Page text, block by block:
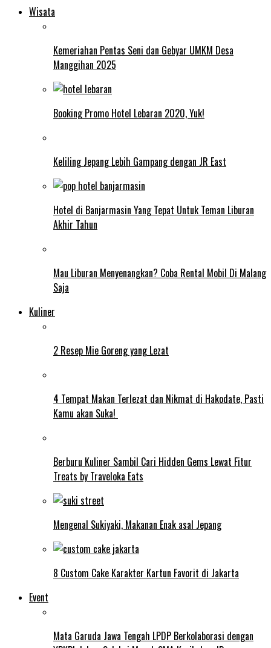
Wisata
Kemeriahan Pentas Seni dan Gebyar UMKM Desa
Manggihan 2025
Booking Promo Hotel Lebaran 2020, Yuk!
Keliling Jepang Lebih Gampang dengan JR East
Hotel di Banjarmasin Yang Tepat Untuk Teman Liburan
Akhir Tahun
Mau Liburan Menyenangkan? Coba Rental Mobil Di Malang
Saja
Kuliner
2 Resep Mie Goreng yang Lezat
4 Tempat Makan Terlezat dan Nikmat di Hakodate, Pasti
Kamu akan Suka!
Berburu Kuliner Sambil Cari Hidden Gems Lewat Fitur
Treats by Traveloka Eats
Mengenal Sukiyaki, Makanan Enak asal Jepang
8 Custom Cake Karakter Kartun Favorit di Jakarta
Event
Mata Garuda Jawa Tengah LPDP Berkolaborasi dengan